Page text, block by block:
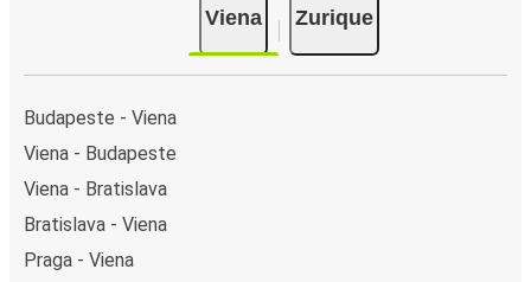
Viena Zurique
Budapeste - Viena
Viena - Budapeste
Viena - Bratislava
Bratislava - Viena
Praga - Viena